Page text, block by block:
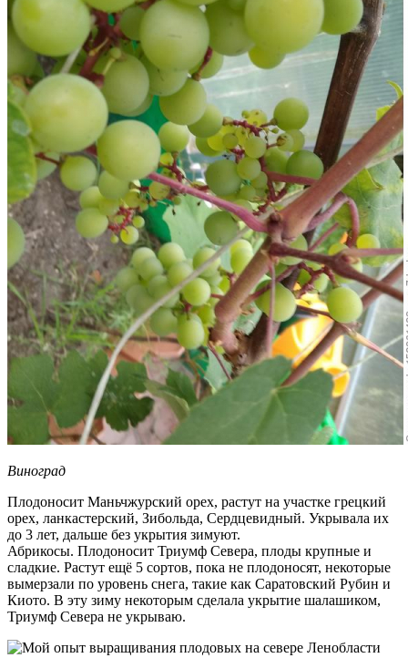
Виноград
Плодоносит Маньчжурский орех, растут на участке грецкий
орех, ланкастерский, Зибольда, Сердцевидный. Укрывала их
до 3 лет, дальше без укрытия зимуют.
Абрикосы. Плодоносит Триумф Севера, плоды крупные и
сладкие. Растут ещё 5 сортов, пока не плодоносят, некоторые
вымерзали по уровень снега, такие как Саратовский Рубин и
Киото. В эту зиму некоторым сделала укрытие шалашиком,
Триумф Севера не укрываю.